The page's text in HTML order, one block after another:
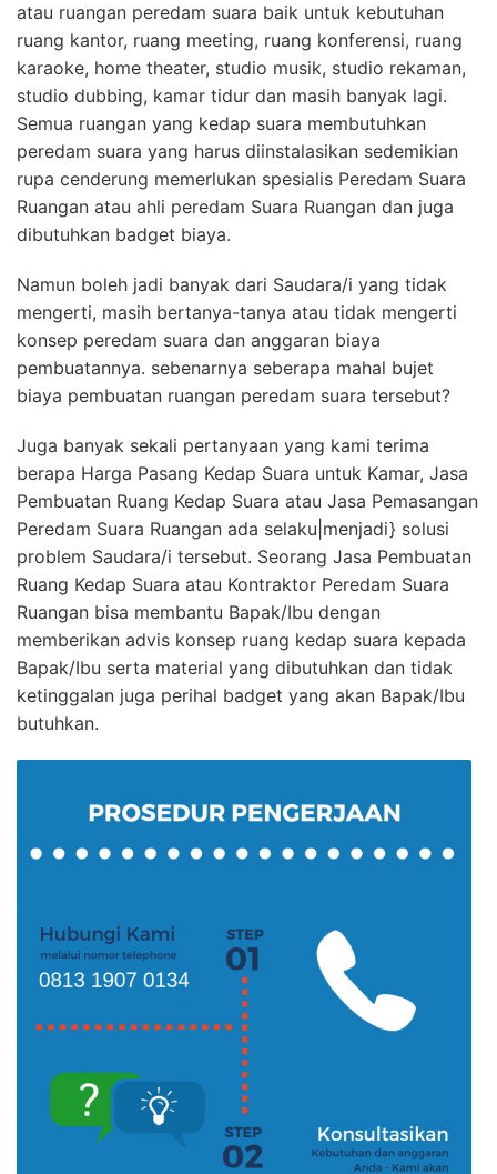
atau ruangan peredam suara baik untuk kebutuhan
ruang kantor, ruang meeting, ruang konferensi, ruang
karaoke, home theater, studio musik, studio rekaman,
studio dubbing, kamar tidur dan masih banyak lagi.
Semua ruangan yang kedap suara membutuhkan
peredam suara yang harus diinstalasikan sedemikian
rupa cenderung memerlukan spesialis Peredam Suara
Ruangan atau ahli peredam Suara Ruangan dan juga
dibutuhkan badget biaya.
Namun boleh jadi banyak dari Saudara/i yang tidak
mengerti, masih bertanya-tanya atau tidak mengerti
konsep peredam suara dan anggaran biaya
pembuatannya. sebenarnya seberapa mahal bujet
biaya pembuatan ruangan peredam suara tersebut?
Juga banyak sekali pertanyaan yang kami terima
berapa Harga Pasang Kedap Suara untuk Kamar, Jasa
Pembuatan Ruang Kedap Suara atau Jasa Pemasangan
Peredam Suara Ruangan ada selaku|menjadi} solusi
problem Saudara/i tersebut. Seorang Jasa Pembuatan
Ruang Kedap Suara atau Kontraktor Peredam Suara
Ruangan bisa membantu Bapak/Ibu dengan
memberikan advis konsep ruang kedap suara kepada
Bapak/Ibu serta material yang dibutuhkan dan tidak
ketinggalan juga perihal badget yang akan Bapak/Ibu
butuhkan.